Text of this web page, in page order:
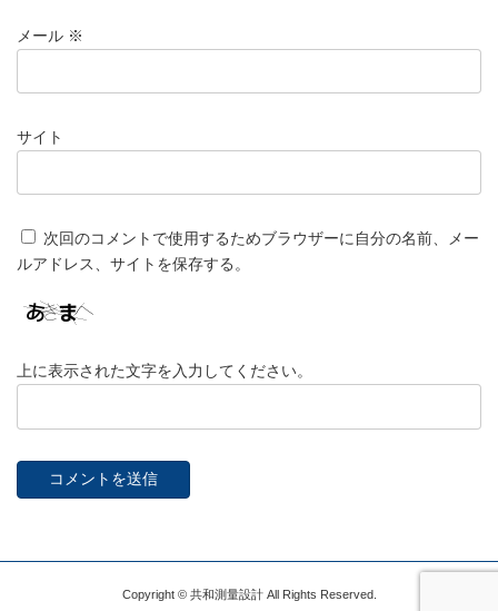
メール ※
サイト
次回のコメントで使用するためブラウザーに自分の名前、メー
ルアドレス、サイトを保存する。
上に表示された文字を入力してください。
Copyright © 共和測量設計 All Rights Reserved.